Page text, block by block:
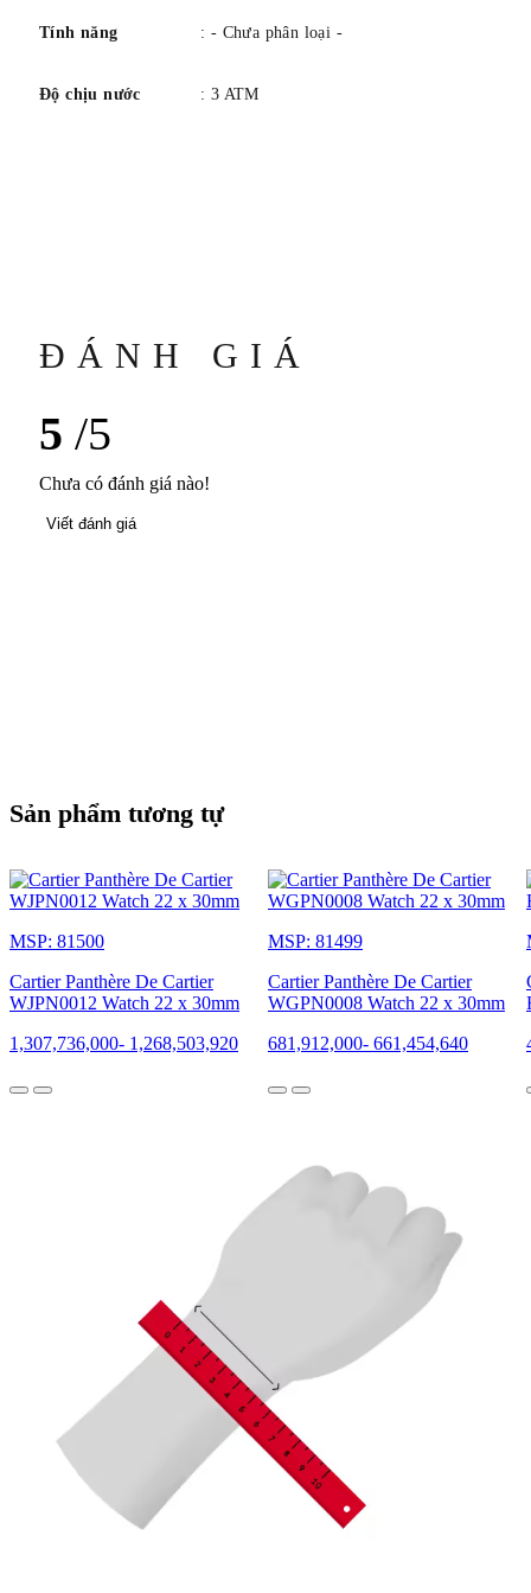
Tính năng : - Chưa phân loại -
Độ chịu nước : 3 ATM
ĐÁNH GIÁ
5 /5
Chưa có đánh giá nào!
Viết đánh giá
Sản phẩm tương tự
MSP: 81500
Cartier Panthère De Cartier
WJPN0012 Watch 22 x 30mm
1,307,736,000- 1,268,503,920
MSP: 81499
Cartier Panthère De Cartier
WGPN0008 Watch 22 x 30mm
681,912,000- 661,454,640